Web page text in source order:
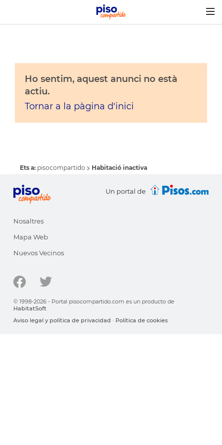
Ho sentim, aquest anunci no està
actiu.
Tornar a la pàgina d'inici
Ets a: pisocompartido Habitació inactiva
Un portal de
Nosaltres
Mapa Web
Nuevos Vecinos
© 1998-2026 - Portal pisocompartido.com es un producto de
HabitatSoft
Aviso legal y política de privacidad · Política de cookies